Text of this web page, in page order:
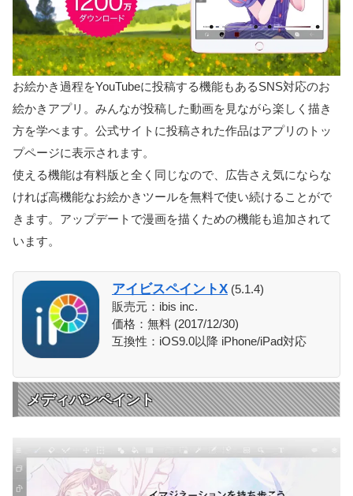
お絵かき過程をYouTubeに投稿する機能もあるSNS対応のお
絵かきアプリ。みんなが投稿した動画を見ながら楽しく描き
方を学べます。公式サイトに投稿された作品はアプリのトッ
プページに表示されます。
使える機能は有料版と全く同じなので、広告さえ気にならな
ければ高機能なお絵かきツールを無料で使い続けることがで
きます。アップデートで漫画を描くための機能も追加されて
います。
アイビスペイントX (5.1.4)
販売元：ibis inc.
価格：無料 (2017/12/30)
互換性：iOS9.0以降 iPhone/iPad対応
メディバンペイント